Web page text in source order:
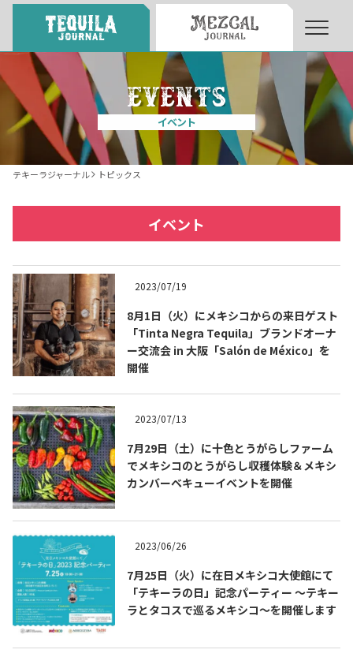
About About Tequila Journal
テキーラとは What’s Tequila
テキーラマーケット
テキーラの飲み方 How to Drink Tequila
メキシコ料理 Cuisines of Mexico
メキシコ旅行
メキシコの記念日
トピックス一覧
イベント
テキーラジャーナル トピックス
イベント
2023/07/19
8月1日（火）にメキシコからの来日ゲスト
「Tinta Negra Tequila」ブランドオーナ
ー交流会 in 大阪「Salón de México」を
開催
2023/07/13
7月29日（土）に十色とうがらしファーム
でメキシコのとうがらし収穫体験＆メキシ
カンバーベキューイベントを開催
2023/06/26
7月25日（火）に在日メキシコ大使館にて
「テキーラの日」記念パーティー ～テキー
ラとタコスで巡るメキシコ～を開催します